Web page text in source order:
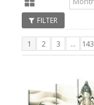
FILTER
1 2 3 ... 143